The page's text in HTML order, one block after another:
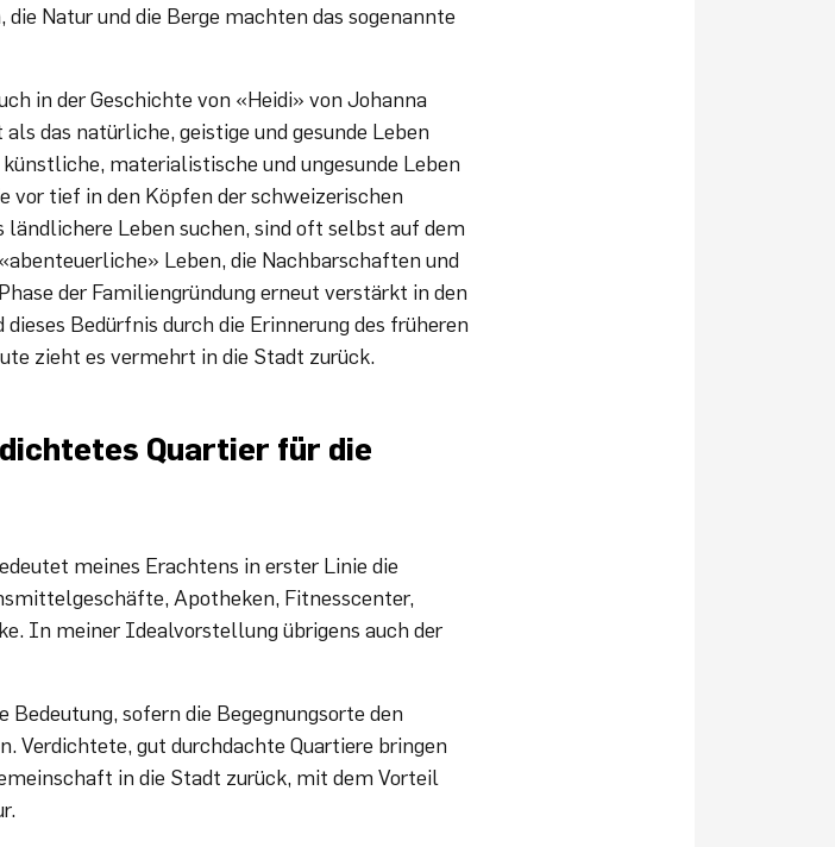
Natur und die Berge machten das sogenannte
in der Geschichte von «Heidi» von Johanna
das natürliche, geistige und gesunde Leben
materialistische und ungesunde Leben
vor tief in den Köpfen der schweizerischen
ländlichere Leben suchen, sind oft selbst auf dem
Leben, die Nachbarschaften und
der Familiengründung erneut verstärkt in den
Bedürfnis durch die Erinnerung des früheren
zieht es vermehrt in die Stadt zurück.
Quartier für die
meines Erachtens in erster Linie die
Apotheken, Fitnesscenter,
In meiner Idealvorstellung übrigens auch der
sofern die Begegnungsorte den
Verdichtete, gut durchdachte Quartiere bringen
in die Stadt zurück, mit dem Vorteil